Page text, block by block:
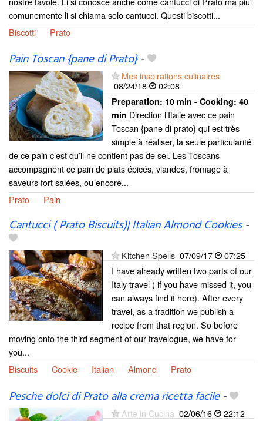
comunemente li si chiama solo cantucci. Questi biscotti...
Biscotti
Prato
Pain Toscan {pane di Prato}-
Mes inspirations culinaires
08/24/18
02:08
Preparation: 10 min - Cooking: 40
min Direction l’Italie avec ce pain
Toscan {pane di prato} qui est très
simple à réaliser, la seule particularité
de ce pain c’est qu’il ne contient pas de sel. Les Toscans
accompagnent ce pain de plats épicés, viandes, fromage à
saveurs fort salées, ou encore...
Prato
Pain
Cantucci ( Prato Biscuits)| Italian Almond Cookies-
Kitchen Spells 07/09/17
07:25
I have already written two parts of our
Italy travel ( if you have missed it, you
can always find it here). After every
travel, as a tradition we publish a
recipe from that region. So before
moving onto the third segment of our travelogue, we have for
you...
Biscuits
Cookie Italian Almond Prato
Pesche dolci di Prato alla crema ricetta facile-
Arte in Cucina 02/06/16
22:12